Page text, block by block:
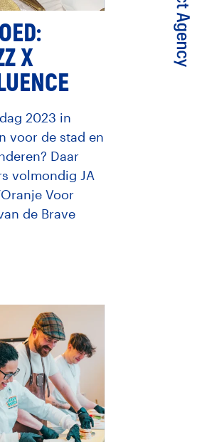
X
2023 in
voor de stad en
Daar
volmondig JA
Voor
de Brave